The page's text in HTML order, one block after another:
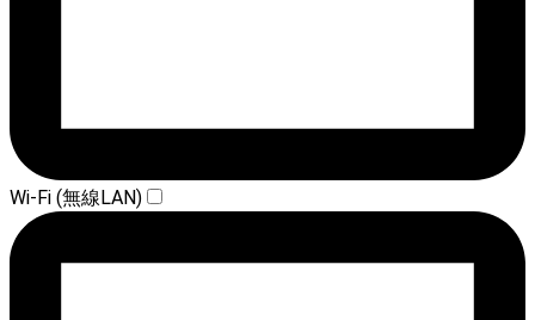
Wi-Fi (無線LAN)